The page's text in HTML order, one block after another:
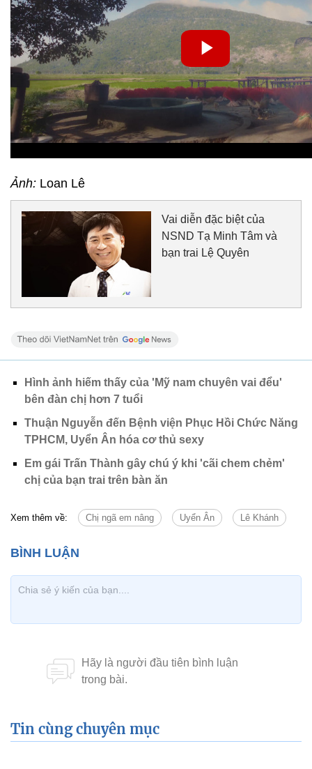
Ảnh: Loan Lê
Vai diễn đặc biệt của
NSND Tạ Minh Tâm và
bạn trai Lệ Quyên
Hình ảnh hiếm thấy của 'Mỹ nam chuyên vai đểu'
bên đàn chị hơn 7 tuổi
Thuận Nguyễn đến Bệnh viện Phục Hồi Chức Năng
TPHCM, Uyển Ân hóa cơ thủ sexy
Em gái Trấn Thành gây chú ý khi 'cãi chem chẻm'
chị của bạn trai trên bàn ăn
Xem thêm về: Chị ngã em nâng Uyển Ân Lê Khánh
Tin cùng chuyên mục